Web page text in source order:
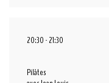
20:30 - 21:30
Pilâtes